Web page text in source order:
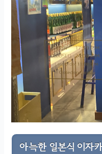
아늑한 일본식 이자